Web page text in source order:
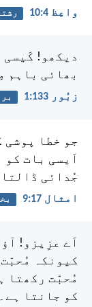
واعِظ 4:‏10
دیکھو! کَیسی
بھائی باہم
زبُور 133:‏1
جو خطا پوشی
اَیسی بات
جُدائی
امثال 17:‏9
اَے عزِیزو!
کیونکہ
مُحبّت رکھتا
کو جانتا ہے۔